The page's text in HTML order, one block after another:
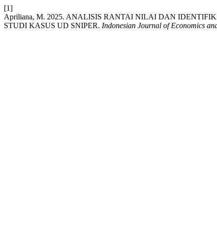
[1]
Apriliana, M. 2025. ANALISIS RANTAI NILAI DAN
STUDI KASUS UD SNIPER. Indonesian Journal of Economics